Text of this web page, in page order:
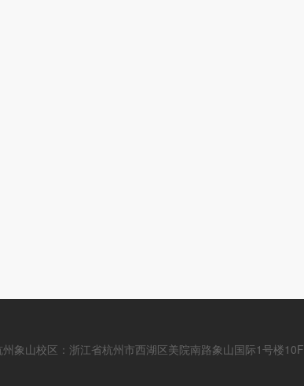
州象山校区：浙江省杭州市西湖区美院南路象山国际1号楼10F